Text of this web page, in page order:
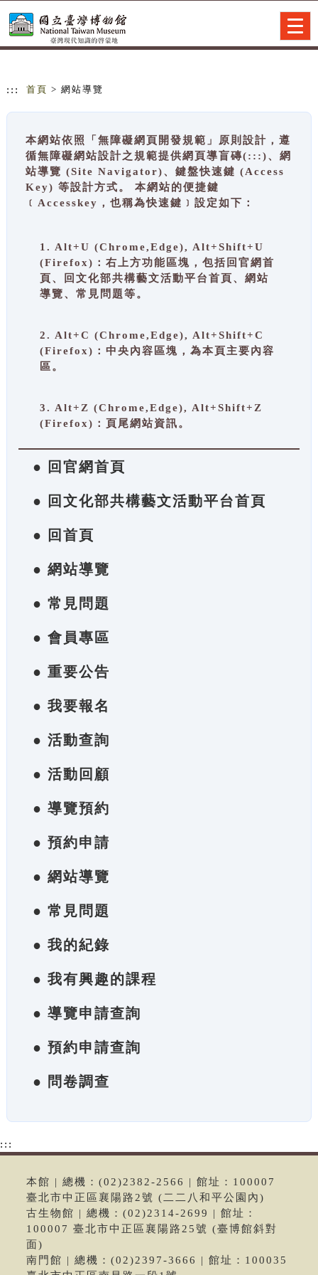
::: 首頁 > 網站導覽
本網站依照「無障礙網頁開發規範」原則設計，遵
循無障礙網站設計之規範提供網頁導盲磚(:::)、網
站導覽 (Site Navigator)、鍵盤快速鍵 (Access
Key) 等設計方式。 本網站的便捷鍵
﹝Accesskey，也稱為快速鍵﹞設定如下：
1. Alt+U (Chrome,Edge), Alt+Shift+U
(Firefox)：右上方功能區塊，包括回官網首
頁、回文化部共構藝文活動平台首頁、網站
導覽、常見問題等。
2. Alt+C (Chrome,Edge), Alt+Shift+C
(Firefox)：中央內容區塊，為本頁主要內容
區。
3. Alt+Z (Chrome,Edge), Alt+Shift+Z
(Firefox)：頁尾網站資訊。
● 回官網首頁
● 回文化部共構藝文活動平台首頁
● 回首頁
● 網站導覽
● 常見問題
● 會員專區
● 重要公告
● 我要報名
● 活動查詢
● 活動回顧
● 導覽預約
● 預約申請
● 網站導覽
● 常見問題
● 我的紀錄
● 我有興趣的課程
● 導覽申請查詢
● 預約申請查詢
● 問卷調查
:::
本館 | 總機：(02)2382-2566 | 館址：100007
臺北市中正區襄陽路2號 (二二八和平公園內)
古生物館 | 總機：(02)2314-2699 | 館址：
100007 臺北市中正區襄陽路25號 (臺博館斜對
面)
南門館 | 總機：(02)2397-3666 | 館址：100035